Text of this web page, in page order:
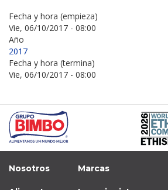
Fecha y hora (empieza)
Vie, 06/10/2017 - 08:00
Año
2017
Fecha y hora (termina)
Vie, 06/10/2017 - 08:00
Nosotros Marcas